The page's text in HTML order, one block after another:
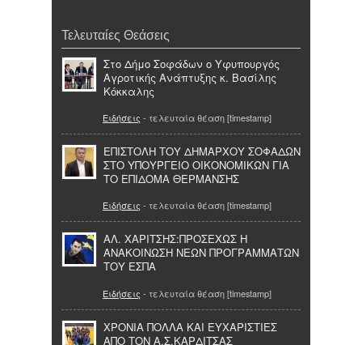
Τελευταίες Θεάσεις
Στο Δήμο Σοφάδων ο Υφυπουργός
Αγροτικής Ανάπτυξης κ. Βασίλης
Κόκκαλης
Ειδήσεις - τελευταία θέαση [timestamp]
ΕΠΙΣΤΟΛΗ ΤΟΥ ΔΗΜΑΡΧΟΥ ΣΟΦΑΔΩΝ
ΣΤΟ ΥΠΟΥΡΓΕΙΟ ΟΙΚΟΝΟΜΙΚΩΝ ΓΙΑ
ΤΟ ΕΠΙΔΟΜΑ ΘΕΡΜΑΝΣΗΣ
Ειδήσεις - τελευταία θέαση [timestamp]
ΑΛ. ΧΑΡΙΤΣΗΣ:ΠΡΟΣΕΧΩΣ Η
ΑΝΑΚΟΙΝΩΣΗ ΝΕΩΝ ΠΡΟΓΡΑΜΜΑΤΩΝ
ΤΟΥ ΕΣΠΑ
Ειδήσεις - τελευταία θέαση [timestamp]
ΧΡΟΝΙΑ ΠΟΛΛΑ ΚΑΙ ΕΥΧΑΡΙΣΤΙΕΣ
ΑΠΟ ΤΟΝ Α.Σ.ΚΑΡΔΙΤΣΑΣ